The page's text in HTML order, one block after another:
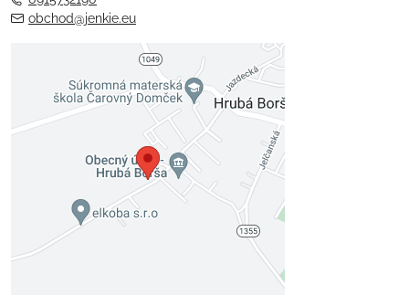
obchod@jenkie.eu
Externý obsah je blokovaný
Voľbami súkromia
Prajete si načítať externý obsah?
Povoliť tentokrát
Povoliť a zapamätať - súhlas s